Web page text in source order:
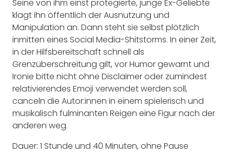
Seine von ihm einst protegierte, junge Ex-Geliebte
klagt ihn öffentlich der Ausnutzung und
Manipulation an. Dann steht sie selbst plötzlich
inmitten eines Social Media-Shitstorms. In einer Zeit,
in der Hilfsbereitschaft schnell als
Grenzüberschreitung gilt, vor Humor gewarnt und
Ironie bitte nicht ohne Disclaimer oder zumindest
relativierendes Emoji verwendet werden soll,
canceln die Autor:innen in einem spielerisch und
musikalisch fulminanten Reigen eine Figur nach der
anderen weg.
Dauer: 1 Stunde und 40 Minuten, ohne Pause